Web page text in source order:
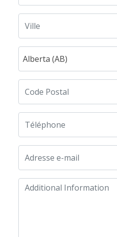
Alberta (AB)